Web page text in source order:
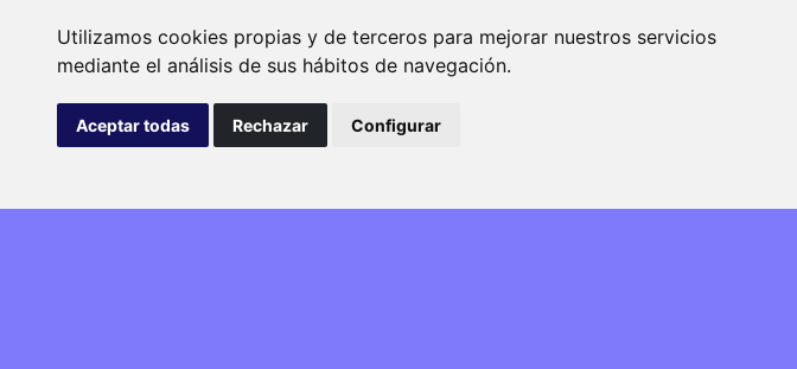
Utilizamos cookies propias y de terceros para mejorar nuestros servicios
mediante el análisis de sus hábitos de navegación.
Aceptar todas Rechazar Configurar